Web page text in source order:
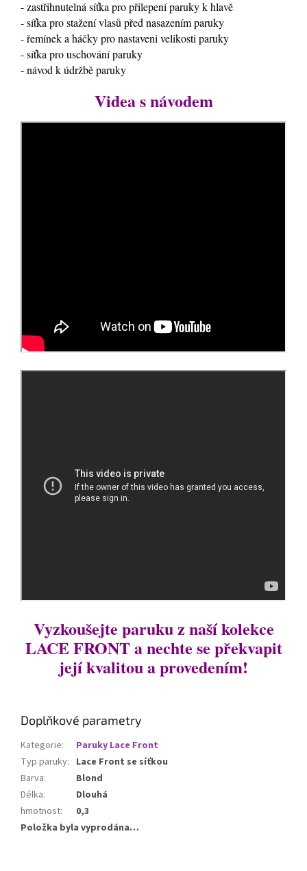
- zastřihnutelná síťka pro přilepení paruky k hlavě
- síťka pro stažení vlasů před nasazením paruky
- řemínek a háčky pro nastaveni velikosti paruky
- síťka pro uschování paruky
- návod k údržbě paruky
Videa s návodem
Vyzkoušejte paruku z naší kolekce
LACE FRONT a nechte se překvapit
její kvalitou a provedením!
Doplňkové parametry
Kategorie:
Paruky Lace Front
Typ paruky: Lace Front se síťkou
Barva:
Blond
Délka:
Dlouhá
hmotnost:
0,3
Položka byla vyprodána…